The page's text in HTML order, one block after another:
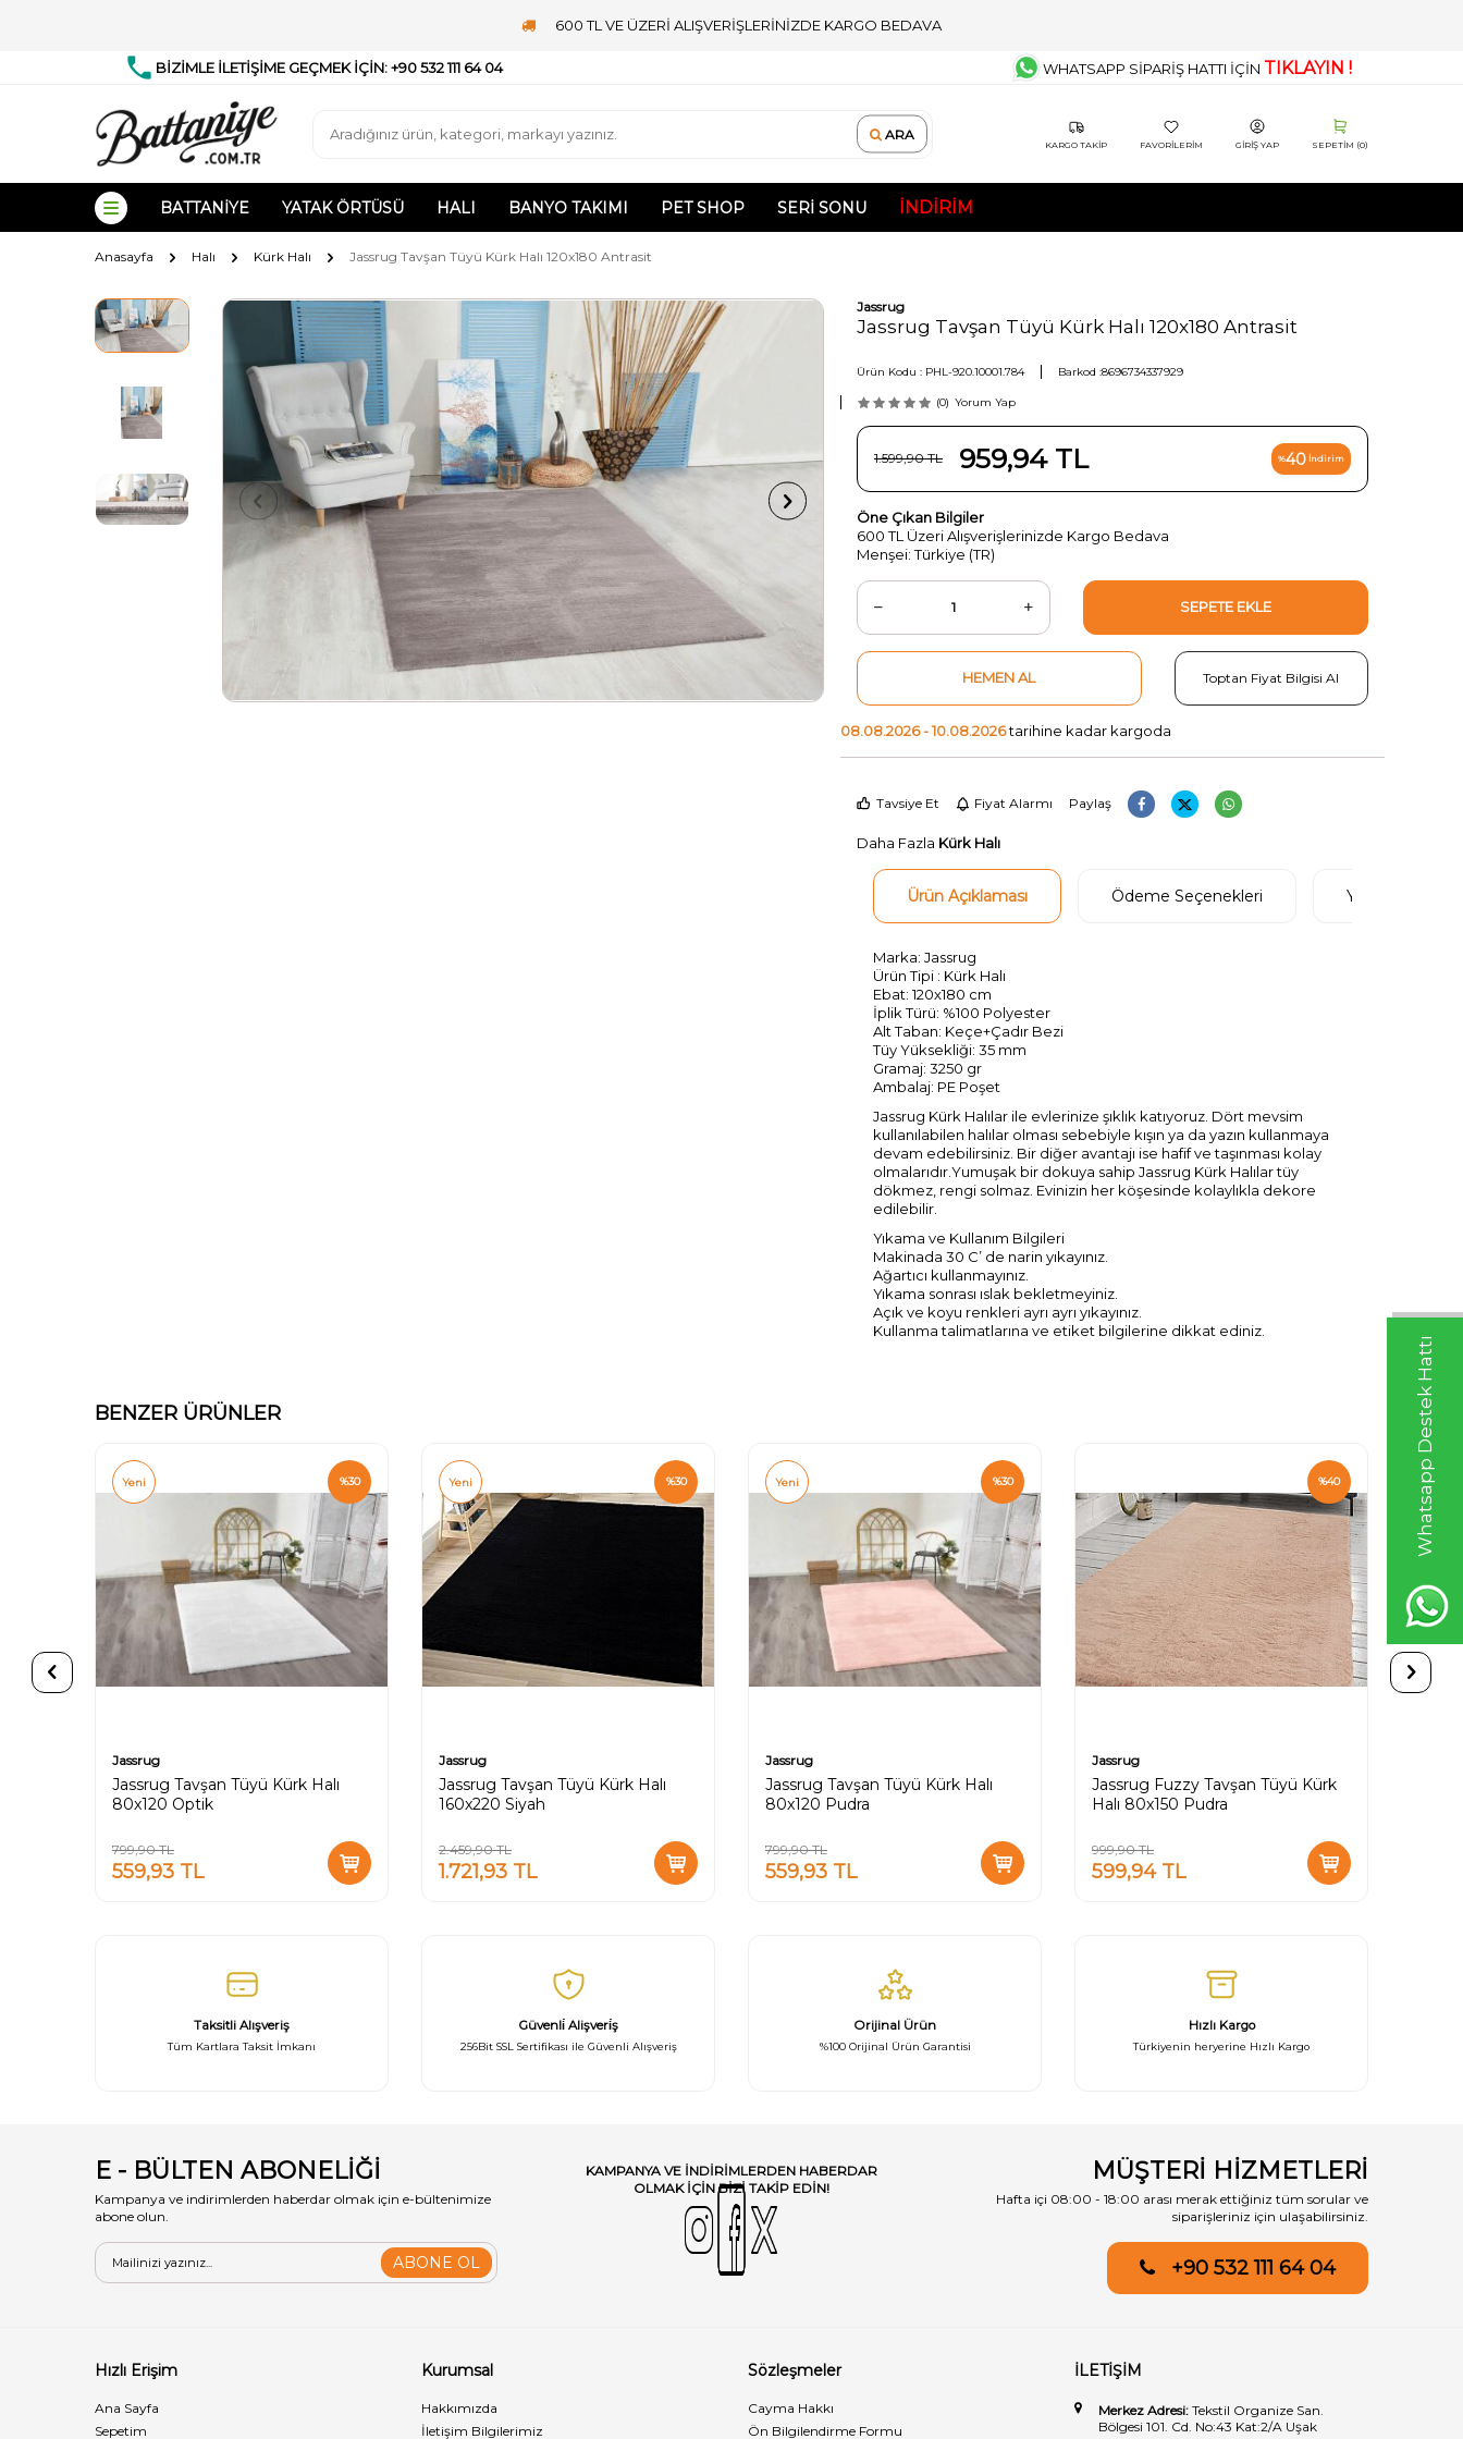
Whatsapp Destek Hattı
600 TL VE ÜZERİ ALIŞVERİŞLERİNİZDE KARGO BEDAVA
BİZİMLE İLETİŞİME GEÇMEK İÇİN: +90 532 111 64 04 WHATSAPP SİPARİŞ HATTI İÇİN TIKLAYIN !
ARA
KARGO TAKIP FAVORILERIM GIRIŞ YAP SEPETIM (0)
BATTANIYE YATAK ÖRTÜSÜ HALI BANYO TAKIMI PET SHOP SERI SONU İNDIRIM
Anasayfa Halı Kürk Halı Jassrug Tavşan Tüyü Kürk Halı 120x180 Antrasit
Jassrug
Jassrug Tavşan Tüyü Kürk Halı 120x180 Antrasit
Ürün Kodu : PHL-920.10001.784 Barkod :8696734337929
(0) Yorum Yap
1.599,90TL 959,94TL %40 İndirim
Öne Çıkan Bilgiler
600 TL Üzeri Alışverişlerinizde Kargo Bedava
Menşei: Türkiye (TR)
SEPETE EKLE
HEMEN AL Toptan Fiyat Bilgisi Al
08.08.2026 - 10.08.2026tarihine kadar kargoda
Tavsiye Et Fiyat Alarmı Paylaş
Daha Fazla Kürk Halı
Ürün Açıklaması Ödeme Seçenekleri Yorumlar
Marka: Jassrug
Ürün Tipi : Kürk Halı
Ebat: 120x180 cm
İplik Türü: %100 Polyester
Alt Taban: Keçe+Çadır Bezi
Tüy Yüksekliği: 35 mm
Gramaj: 3250 gr
Ambalaj: PE Poşet
Jassrug Kürk Halılar ile evlerinize şıklık katıyoruz. Dört mevsim
kullanılabilen halılar olması sebebiyle kışın ya da yazın kullanmaya
devam edebilirsiniz. Bir diğer avantajı ise hafif ve taşınması kolay
olmalarıdır.Yumuşak bir dokuya sahip Jassrug Kürk Halılar tüy
dökmez, rengi solmaz. Evinizin her köşesinde kolaylıkla dekore
edilebilir.
Yıkama ve Kullanım Bilgileri
Makinada 30 C’ de narin yıkayınız.
Ağartıcı kullanmayınız.
Yıkama sonrası ıslak bekletmeyiniz.
Açık ve koyu renkleri ayrı ayrı yıkayınız.
Kullanma talimatlarına ve etiket bilgilerine dikkat ediniz.
BENZER ÜRÜNLER
%30
Yeni
Jassrug
Jassrug Tavşan Tüyü Kürk Halı
80x120 Optik
799,90TL
559,93 TL
%30
Yeni
Jassrug
Jassrug Tavşan Tüyü Kürk Halı
160x220 Siyah
2.459,90TL
1.721,93 TL
%30
Yeni
Jassrug
Jassrug Tavşan Tüyü Kürk Halı
80x120 Pudra
799,90TL
559,93 TL
%40
Jassrug
Jassrug Fuzzy Tavşan Tüyü Kürk
Halı 80x150 Pudra
999,90TL
599,94TL
Taksitli Alışveriş
Tüm Kartlara Taksit İmkanı
Güvenli̇ Alişveri̇ş
256Bit SSL Sertifikası ile Güvenli Alışveriş
Orijinal Ürün
%100 Orijinal Ürün Garantisi
Hızlı Kargo
Türkiyenin heryerine Hızlı Kargo
E - BÜLTEN ABONELİĞİ
Kampanya ve indirimlerden haberdar olmak için e-bültenimize
abone olun.
ABONE OL
KAMPANYA VE INDIRIMLERDEN HABERDAR
OLMAK IÇIN BIZI TAKIP EDIN!
MÜŞTERİ HİZMETLERİ
Hafta içi 08:00 - 18:00 arası merak ettiğiniz tüm sorular ve
siparişleriniz için ulaşabilirsiniz.
+90 532 111 64 04
Hızlı Erişim
Ana Sayfa
Sepetim
Kurumsal
Hakkımızda
İletişim Bilgilerimiz
Sözleşmeler
Cayma Hakkı
Ön Bilgilendirme Formu
İLETİŞİM
Merkez Adresi: Tekstil Organize San.
Bölgesi 101. Cd. No:43 Kat:2/A Uşak